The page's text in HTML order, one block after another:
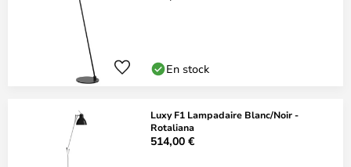
En stock
Luxy F1 Lampadaire Blanc/Noir -
Rotaliana
514,00 €